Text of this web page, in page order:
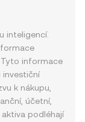
inteligencí.
Tyto informace
investiční
k nákupu,
účetní,
podléhají